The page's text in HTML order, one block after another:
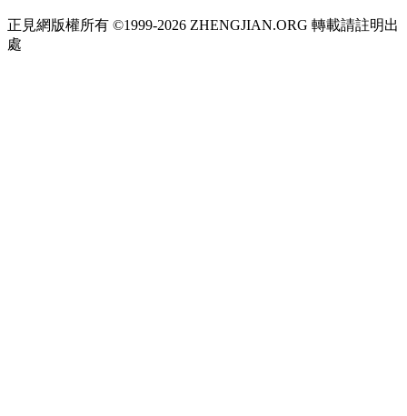
正見網版權所有 ©1999-2026 ZHENGJIAN.ORG 轉載請註明出
處